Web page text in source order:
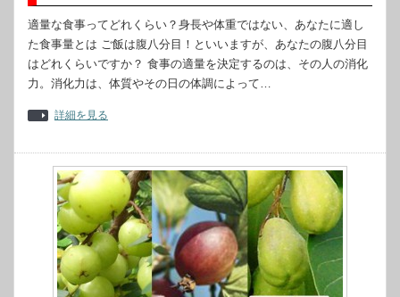
適量な食事ってどれくらい？身長や体重ではない、あなたに適し
た食事量とは ご飯は腹八分目！といいますが、あなたの腹八分目
はどれくらいですか？ 食事の適量を決定するのは、その人の消化
力。消化力は、体質やその日の体調によって…
詳細を見る